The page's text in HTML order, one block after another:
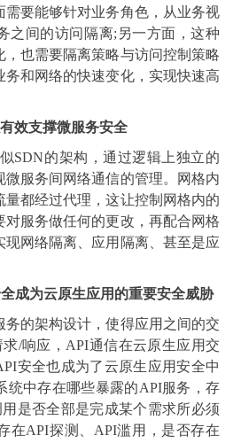
需要能够针对业务角色，从业务视
之间的访问隔离;另一方面，这种
，也需要隔离策略与访问控制策略
和网络的快速变化，实现快速高
效支撑微服务安全
SDN的架构，通过逻辑上独立的
服务间网络通信的管理。网格内
量都经过代理，这让控制网格内的
服务做任何的更改，再配合网格
网络隔离、应用隔离、甚至是应
成为云原生应用的重要安全威胁
的架构设计，使得应用之间的交
/响应，API通信在云原生应用交
安全也成为了云原生应用安全中
统中存在哪些暴露的API服务，存
是否全部是完成某个需求所必须
在API探测、API滥用，是否存在